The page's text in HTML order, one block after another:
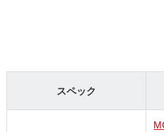
スペック